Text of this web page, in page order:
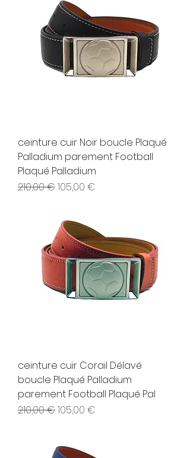
ceinture cuir Noir boucle Plaqué
Palladium parement Football
Plaqué Palladium
Prix original
210,00 €Prix promotionnel
105,00 €
ceinture cuir Corail Délavé
boucle Plaqué Palladium
parement Football Plaqué Pal
Prix original
210,00 €Prix promotionnel
105,00 €